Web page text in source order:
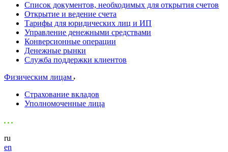
Список документов, необходимых для открытия счетов
Открытие и ведение счета
Тарифы для юридических лиц и ИП
Управление денежными средствами
Конверсионные операции
Денежные рынки
Служба поддержки клиентов
Физическим лицам
Страхование вкладов
Уполномоченные лица
ru
en